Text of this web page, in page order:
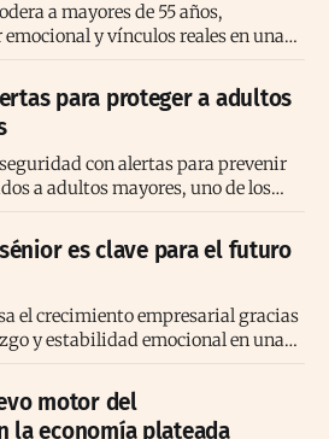
a mayores de 55 años,
y vínculos reales en una
para proteger a adultos
con alertas para prevenir
a adultos mayores, uno de los
es clave para el futuro
el crecimiento empresarial gracias
y estabilidad emocional en una
motor del
la economía plateada